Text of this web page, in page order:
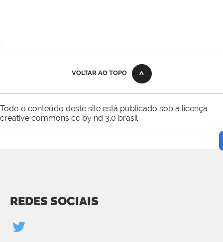
VOLTAR AO TOPO
Todo o conteúdo deste site está publicado sob a licença
creative commons cc by nd 3.0 brasil
REDES SOCIAIS